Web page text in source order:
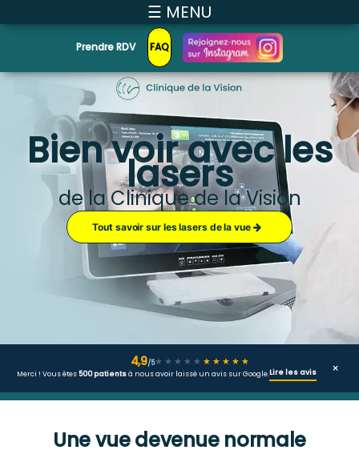
☰ MENU
Prendre RDV FAQ
Bien voir avec les
lasers
de la Clinique de la Vision
Tout savoir sur les lasers de la vue
4,9/5★★★★★ ★★★★★
Merci ! Vous êtes500 patientsà nous avoir laissé un avis sur Google.Lire les avis ×
Une vue devenue normale